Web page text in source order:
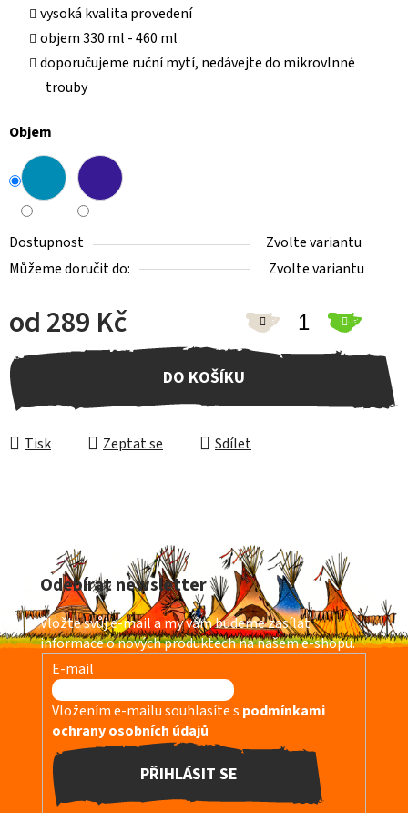
vysoká kvalita provedení
objem 330 ml - 460 ml
doporučujeme ruční mytí, nedávejte do mikrovlnné
trouby
Objem
Dostupnost
Zvolte variantu
Můžeme doručit do:
Zvolte variantu
od289 Kč
Měrná cena:
DO KOŠÍKU
Tisk Zeptat se Sdílet
t
Odebírat newsletter
Vložte svůj e-mail a my vám budeme zasílat
informace o nových produktech na našem e-shopu.
E-mail
Vložením e-mailu souhlasíte s podmínkami
ochrany osobních údajů
PŘIHLÁSIT SE